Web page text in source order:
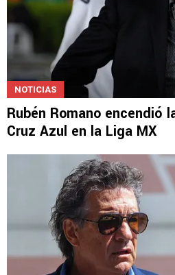
NOTICIAS
Rubén Romano encendió
Cruz Azul en la Liga MX